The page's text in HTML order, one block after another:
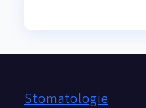
Stomatologie